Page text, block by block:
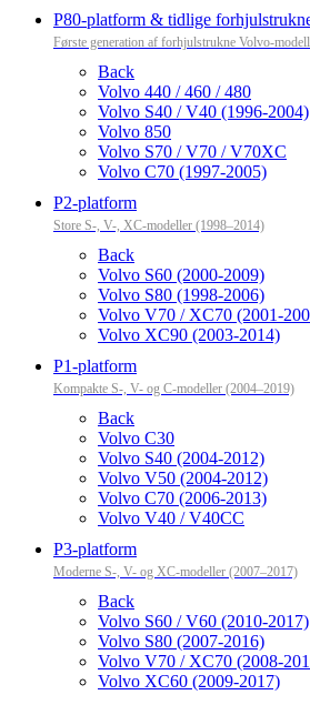
P80-platform & tidlige
Første generation af forhjulstrukne Volvo-
Back
Volvo 440 / 460 / 480
Volvo S40 / V40 (1996-2004)
Volvo 850
Volvo S70 / V70 / V70XC
Volvo C70 (1997-2005)
P2-platform
Store S-, V-, XC-modeller (1998–2014)
Back
Volvo S60 (2000-2009)
Volvo S80 (1998-2006)
Volvo V70 / XC70 (2001-
Volvo XC90 (2003-2014)
P1-platform
Kompakte S-, V- og C-modeller (2004–2019)
Back
Volvo C30
Volvo S40 (2004-2012)
Volvo V50 (2004-2012)
Volvo C70 (2006-2013)
Volvo V40 / V40CC
P3-platform
Moderne S-, V- og XC-modeller (2007–2017)
Back
Volvo S60 / V60 (2010-2017)
Volvo S80 (2007-2016)
Volvo V70 / XC70 (2008-
Volvo XC60 (2009-2017)